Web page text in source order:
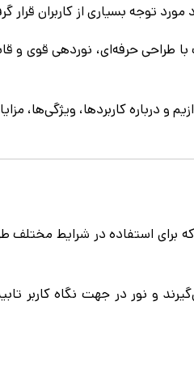
توجه بسیاری از کاربران قرار
طراحی حرفه‌ای، نوردهی قوی و
و درباره کاربردها، ویژگی‌ها،
برای استفاده در شرایط
و نور در جهت نگاه کاربر